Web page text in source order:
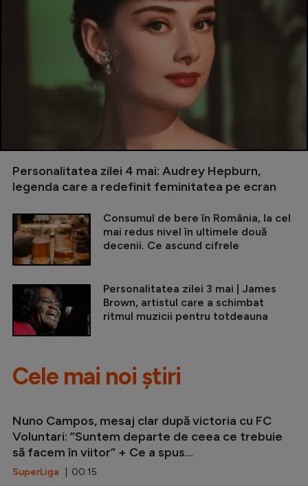
Personalitatea zilei 4 mai: Audrey Hepburn,
legenda care a redefinit feminitatea pe ecran
Consumul de bere în România, la cel
mai redus nivel în ultimele două
decenii. Ce ascund cifrele
Personalitatea zilei 3 mai | James
Brown, artistul care a schimbat
ritmul muzicii pentru totdeauna
Cele mai noi știri
Nuno Campos, mesaj clar după victoria cu FC
Voluntari: ”Suntem departe de ceea ce trebuie
să facem în viitor” + Ce a spus...
SuperLiga | 00:15